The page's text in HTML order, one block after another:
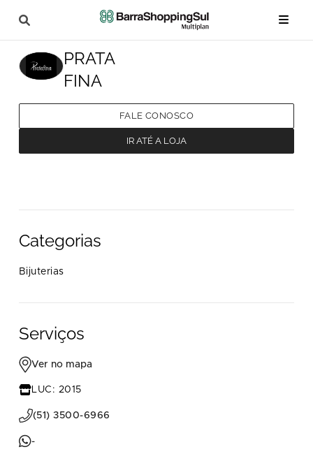
PRATA
FINA
FALE CONOSCO
IR ATÉ A LOJA
Categorias
Bijuterias
Serviços
Ver no mapa
LUC: 2015
(51) 3500-6966
-